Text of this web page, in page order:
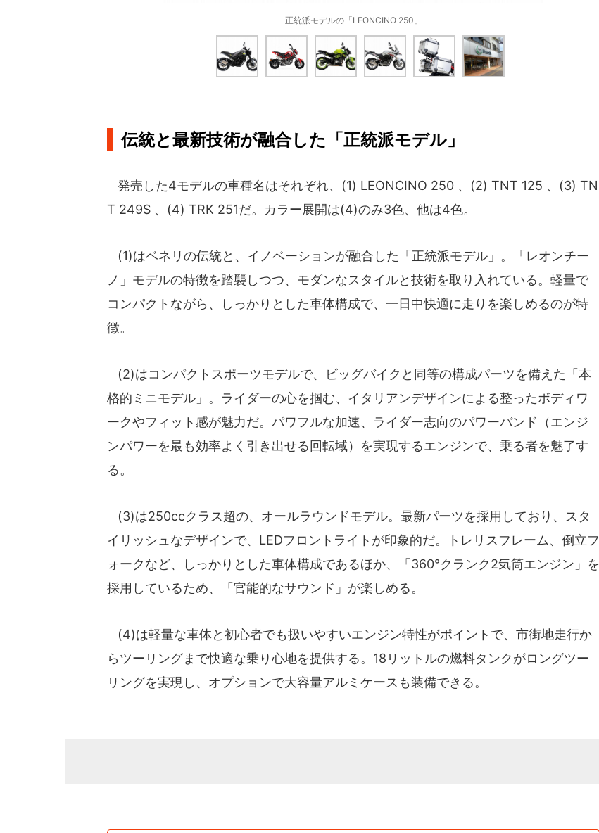
正統派モデルの「LEONCINO 250」
伝統と最新技術が融合した「正統派モデル」
発売した4モデルの車種名はそれぞれ、(1) LEONCINO 250 、(2) TNT 125 、(3) TN
T 249S 、(4) TRK 251だ。カラー展開は(4)のみ3色、他は4色。
(1)はベネリの伝統と、イノベーションが融合した「正統派モデル」。「レオンチー
ノ」モデルの特徴を踏襲しつつ、モダンなスタイルと技術を取り入れている。軽量で
コンパクトながら、しっかりとした車体構成で、一日中快適に走りを楽しめるのが特
徴。
(2)はコンパクトスポーツモデルで、ビッグバイクと同等の構成パーツを備えた「本
格的ミニモデル」。ライダーの心を掴む、イタリアンデザインによる整ったボディワ
ークやフィット感が魅力だ。パワフルな加速、ライダー志向のパワーバンド（エンジ
ンパワーを最も効率よく引き出せる回転域）を実現するエンジンで、乗る者を魅了す
る。
(3)は250ccクラス超の、オールラウンドモデル。最新パーツを採用しており、スタ
イリッシュなデザインで、LEDフロントライトが印象的だ。トレリスフレーム、倒立フ
ォークなど、しっかりとした車体構成であるほか、「360°クランク2気筒エンジン」を
採用しているため、「官能的なサウンド」が楽しめる。
(4)は軽量な車体と初心者でも扱いやすいエンジン特性がポイントで、市街地走行か
らツーリングまで快適な乗り心地を提供する。18リットルの燃料タンクがロングツー
リングを実現し、オプションで大容量アルミケースも装備できる。